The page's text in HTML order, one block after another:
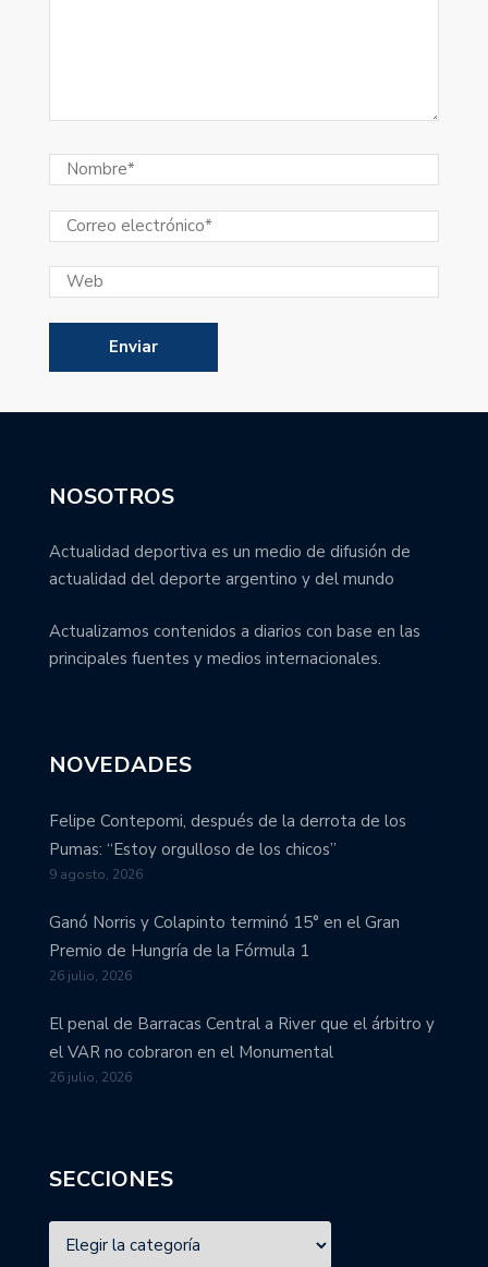
NOSOTROS
Actualidad deportiva es un medio de difusión de
actualidad del deporte argentino y del mundo
Actualizamos contenidos a diarios con base en las
principales fuentes y medios internacionales.
NOVEDADES
Felipe Contepomi, después de la derrota de los
Pumas: “Estoy orgulloso de los chicos”
9 agosto, 2026
Ganó Norris y Colapinto terminó 15° en el Gran
Premio de Hungría de la Fórmula 1
26 julio, 2026
El penal de Barracas Central a River que el árbitro y
el VAR no cobraron en el Monumental
26 julio, 2026
SECCIONES